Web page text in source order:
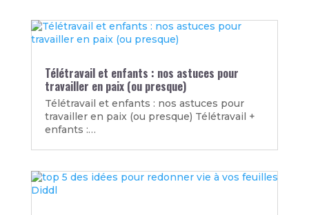
Télétravail et enfants : nos astuces pour
travailler en paix (ou presque)
Télétravail et enfants : nos astuces pour
travailler en paix (ou presque) Télétravail +
enfants :…